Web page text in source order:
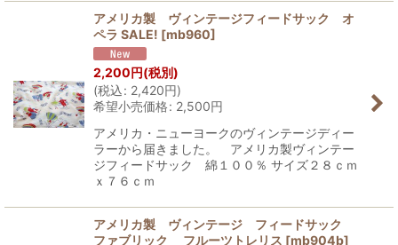
アメリカ製 ヴィンテージフィードサック オ
ペラ SALE! [mb960]
2,200円(税別)
(税込: 2,420円)
希望小売価格: 2,500円
アメリカ・ニューヨークのヴィンテージディー
ラーから届きました。 アメリカ製ヴィンテー
ジフィードサック 綿１００％ サイズ２８ｃｍ
ｘ７６ｃｍ
アメリカ製 ヴィンテージ フィードサック
ファブリック フルーツトレリス [mb904b]